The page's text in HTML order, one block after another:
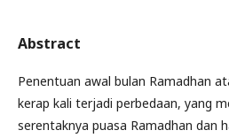
Abstract
Penentuan awal bulan Ramadhan
kerap kali terjadi perbedaan, yang
serentaknya puasa Ramadhan dan